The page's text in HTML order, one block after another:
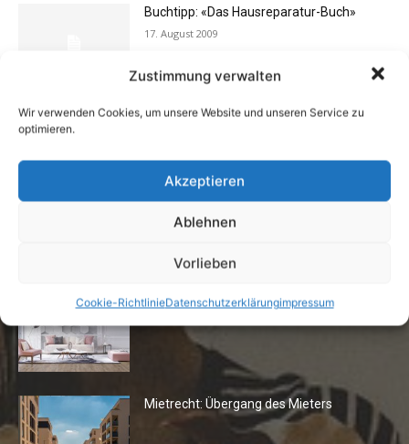
Zustimmung verwalten
Wir verwenden Cookies, um unsere Website und unseren Service zu
optimieren.
Akzeptieren
Ablehnen
Vorlieben
Cookie-RichtlinieDatenschutzerklärungimpressum
Buchtipp: «Das Hausreparatur-Buch»
17. August 2009
Rechtstipp: Grundbucheinsicht nur bei
Die Redaktion empfiehlt
Fototapeten: Neuer Look fürs
Mietrecht: Übergang des Mieters